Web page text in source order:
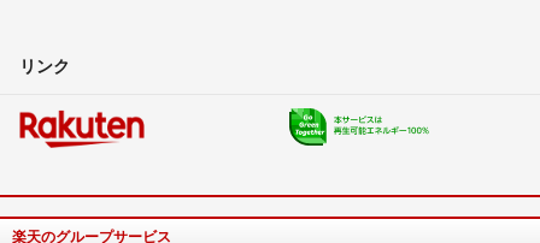
リンク
楽天のグループサービス